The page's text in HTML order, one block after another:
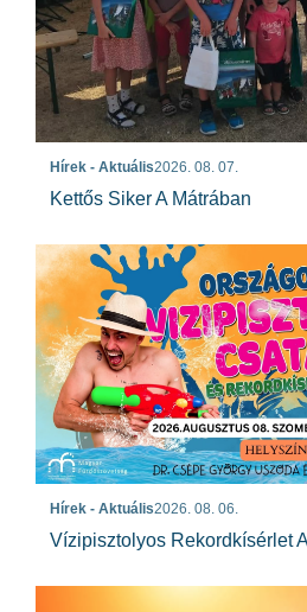
Hírek - Aktuális2026. 08. 07.
Kettős Siker A Mátrában
Hírek - Aktuális2026. 08. 06.
Vízipisztolyos Rekordkísérlet